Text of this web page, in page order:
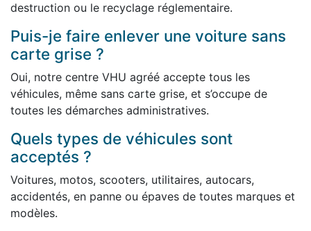
destruction ou le recyclage réglementaire.
Puis-je faire enlever une voiture sans
carte grise ?
Oui, notre centre VHU agréé accepte tous les
véhicules, même sans carte grise, et s’occupe de
toutes les démarches administratives.
Quels types de véhicules sont
acceptés ?
Voitures, motos, scooters, utilitaires, autocars,
accidentés, en panne ou épaves de toutes marques et
modèles.